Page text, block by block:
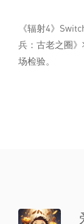
《辐射4》
兵：古老之圈
场检验。